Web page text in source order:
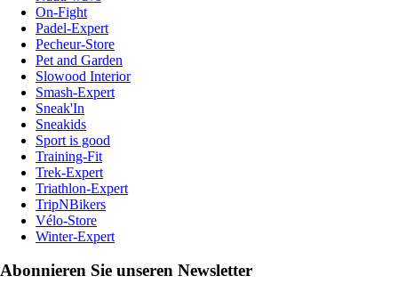
On-Fight
Padel-Expert
Pecheur-Store
Pet and Garden
Slowood Interior
Smash-Expert
Sneak'In
Sneakids
Sport is good
Training-Fit
Trek-Expert
Triathlon-Expert
TripNBikers
Vélo-Store
Winter-Expert
Abonnieren Sie unseren Newsletter